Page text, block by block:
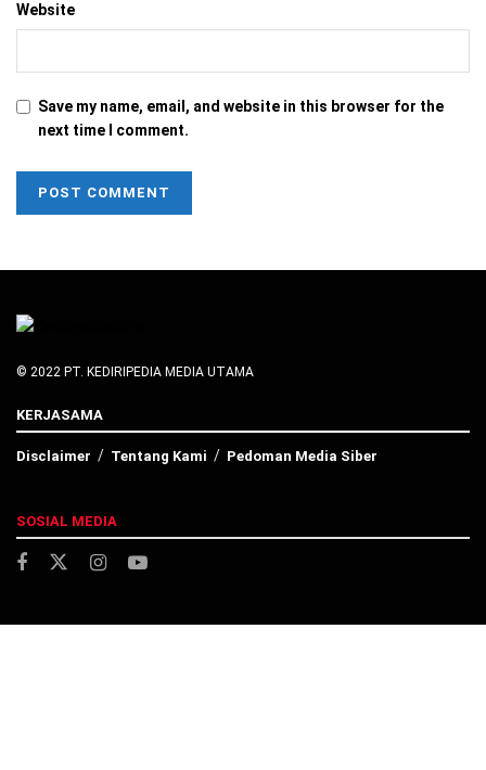
Website
Save my name, email, and website in this browser for the
next time I comment.
© 2022 PT. KEDIRIPEDIA MEDIA UTAMA
KERJASAMA
Disclaimer Tentang Kami Pedoman Media Siber
SOSIAL MEDIA